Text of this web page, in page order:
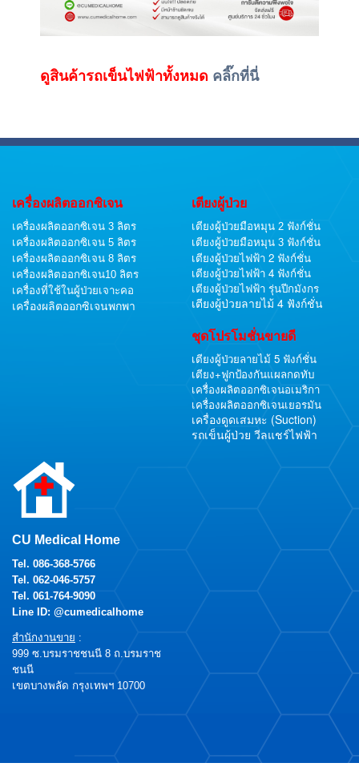
ดูสินค้ารถเข็นไฟฟ้าทั้งหมด คลิ๊กที่นี่
เครื่องผลิตออกซิเจน
เครื่องผลิตออกซิเจน 3 ลิตร
เครื่องผลิตออกซิเจน 5 ลิตร
เครื่องผลิตออกซิเจน 8 ลิตร
เครื่องผลิตออกซิเจน10 ลิตร
เครื่องที่ใช้ในผู้ป่วยเจาะคอ
เครื่องผลิตออกซิเจนพกพา
เตียงผู้ป่วย
เตียงผู้ป่วยมือหมุน 2 ฟังก์ชั่น
เตียงผู้ป่วยมือหมุน 3 ฟังก์ชั่น
เตียงผู้ป่วยไฟฟ้า 2 ฟังก์ชั่น
เตียงผู้ป่วยไฟฟ้า 4 ฟังก์ชั่น
เตียงผู้ป่วยไฟฟ้า รุ่นปีกมังกร
เตียงผู้ป่วยลายไม้ 4 ฟังก์ชั่น
ชุดโปรโมชั่นขายดี
เตียงผู้ป่วยลายไม้ 5 ฟังก์ชั่น
เตียง+ฟูกป้องกันแผลกดทับ
เครื่องผลิตออกซิเจนอเมริกา
เครื่องผลิตออกซิเจนเยอรมัน
เครื่องดูดเสมหะ (Suction)
รถเข็นผู้ป่วย วีลแชร์ไฟฟ้า
CU Medical Home
Tel. 086-368-5766
Tel. 062-046-5757
Tel. 061-764-9090
Line ID: @cumedicalhome
สำนักงานขาย :
999 ซ.บรมราชชนนี 8 ถ.บรมราช
ชนนี
เขตบางพลัด กรุงเทพฯ 10700